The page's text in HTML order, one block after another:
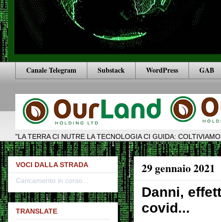
Canale Telegram Substack WordPress GAB
"LA TERRA CI NUTRE LA TECNOLOGIA CI GUIDA:
29 gennaio 2021
Danni,
covid...
VOCI DALLA STRADA
Caricamento in corso...
TRANSLATE